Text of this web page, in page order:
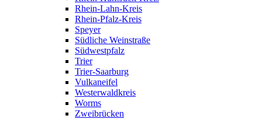
Rhein-Lahn-Kreis
Rhein-Pfalz-Kreis
Speyer
Südliche Weinstraße
Südwestpfalz
Trier
Trier-Saarburg
Vulkaneifel
Westerwaldkreis
Worms
Zweibrücken